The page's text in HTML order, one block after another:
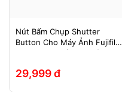
Nút Bấm Chụp Shutter
Button Cho Máy Ảnh Fujifilm
Leica Contax (Ren Xoáy)
29,999 đ